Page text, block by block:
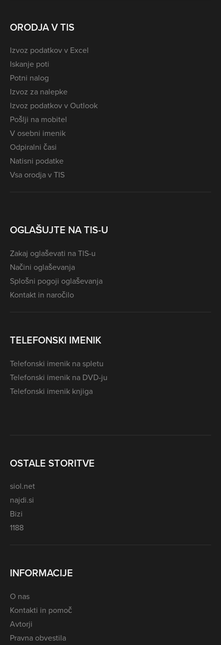
ORODJA V TIS
Izvoz podatkov v Excel
Iskanje poti
Potni nalog
Izvoz za nalepke
Izvoz podatkov v Outlook
Pošlji na mobitel
V osebni imenik
Odpiralni časi
Natisni podatke
Vsa orodja v TIS
OGLAŠUJTE NA TIS-U
Zakaj oglaševati na TIS-u
Načini oglaševanja
Splošni pogoji oglaševanja
Kontakt in naročilo
TELEFONSKI IMENIK
Telefonski imenik na spletu
Telefonski imenik na DVD-ju
Telefonski imenik knjiga
OSTALE STORITVE
siol.net
najdi.si
Bizi
1188
INFORMACIJE
O nas
Kontakti in pomoč
Avtorji
Pravna obvestila